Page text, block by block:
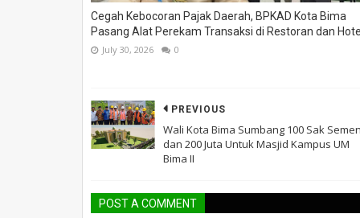
Cegah Kebocoran Pajak Daerah, BPKAD Kota Bima
Pasang Alat Perekam Transaksi di Restoran dan
July 30, 2026 0
PREVIOUS
Wali Kota Bima Sumbang 100 Sak
dan 200 Juta Untuk Masjid Kampus UM
Bima II
POST A COMMENT